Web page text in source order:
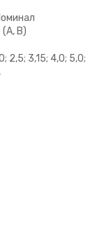
(А, В)
2,5; 3,15; 4,0; 5,0;